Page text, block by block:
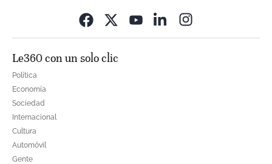
Le360 con un solo clic
Política
Economía
Sociedad
Internacional
Cultura
Automóvil
Gente